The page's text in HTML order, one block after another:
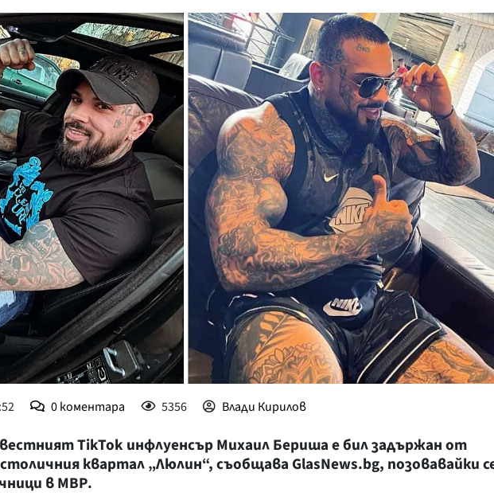
МОЯТ ГРАД
ТЕХНОЛОГИИ
ДА!НА
ДА! НА
КУЛТУРА
ПРАВОСЪДИЕ
КРИМИ
ВЯРА
ОБЯВИ
ВОЙНАТА В
ВРЕМЕТО
0коментара 5356 Влади Кирилов
TikTok инфлуенсър Михаил Бериша е бил задържан от
квартал „Люлин“, съобщава GlasNews.bg, позовавайки
в МВР.